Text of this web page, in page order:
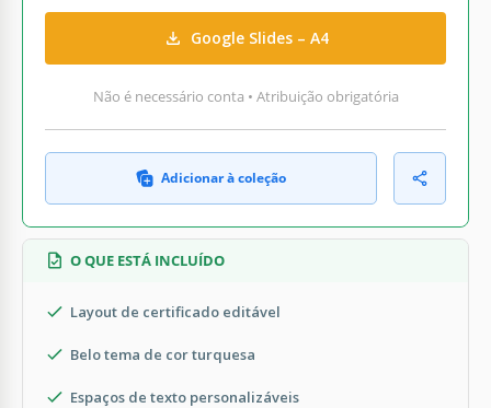
Google Slides – A4
Não é necessário conta • Atribuição obrigatória
Adicionar à coleção
O QUE ESTÁ INCLUÍDO
Layout de certificado editável
Belo tema de cor turquesa
Espaços de texto personalizáveis